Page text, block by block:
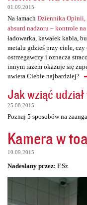
01.09.2015
Na łamach Dziennika Opinii,
absurd nadzoru – kontrole
ładowarka, kawałek kabla,
metalu gdzieś przy ciele, czy
ostrzegawczy i oznacza
innym razem okazuje się
uwiera Ciebie najbardziej?
Jak wziąć
25.08.2015
Poznaj 5 sposobów na
Kamera w
10.09.2015
Nadesłany przez: F.Sz